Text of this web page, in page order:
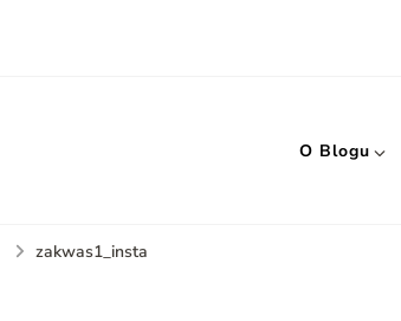
O Blogu
zakwas1_insta